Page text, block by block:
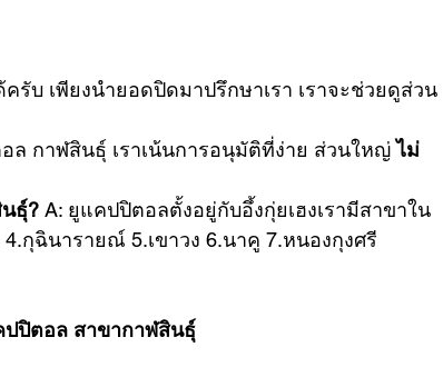
ครับ เพียงนำยอดปิดมาปรึกษาเรา เราจะช่วยดูส่วน
ล กาฬสินธุ์ เราเน้นการอนุมัติที่ง่าย ส่วนใหญ่ ไม่
ธุ์? A: ยูแคปปิตอลตั้งอยู่กับอึ้งกุ่ยเฮงเรามีสาขาใน
กุฉินารายณ์ 5.เขาวง 6.นาคู 7.หนองกุงศรี
ปปิตอล สาขากาฬสินธุ์